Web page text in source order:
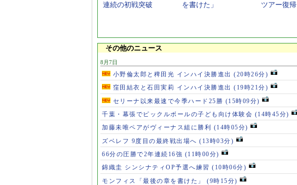
連続の初戦突破
を書けた」
ツアー復帰
その他のニュース
8月7日
小野倫太郎と稗田光 インハイ決勝進出 (20時26分)
窪田結衣と石田実莉 インハイ決勝進出 (19時21分)
セリーナ以来最速で今季ハード25勝 (15時09分)
千葉・幕張でピックルボールの子ども向け体験会 (14時45分)
加藤未唯ペアがヴィーナス組に勝利 (14時05分)
ズベレフ 9度目の最終戦出場へ (13時03分)
66分の圧勝で2年連続16強 (11時00分)
錦織圭 シンシナティOP予選へ練習 (10時06分)
モンフィス「最後の章を書けた」 (9時15分)